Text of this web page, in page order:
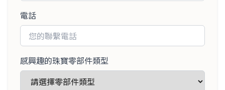
電話
感興趣的珠寶零部件類型